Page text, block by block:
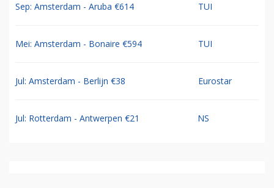
Sep: Amsterdam - Aruba €614 TUI
Mei: Amsterdam - Bonaire €594 TUI
Jul: Amsterdam - Berlijn €38 Eurostar
Jul: Rotterdam - Antwerpen €21 NS